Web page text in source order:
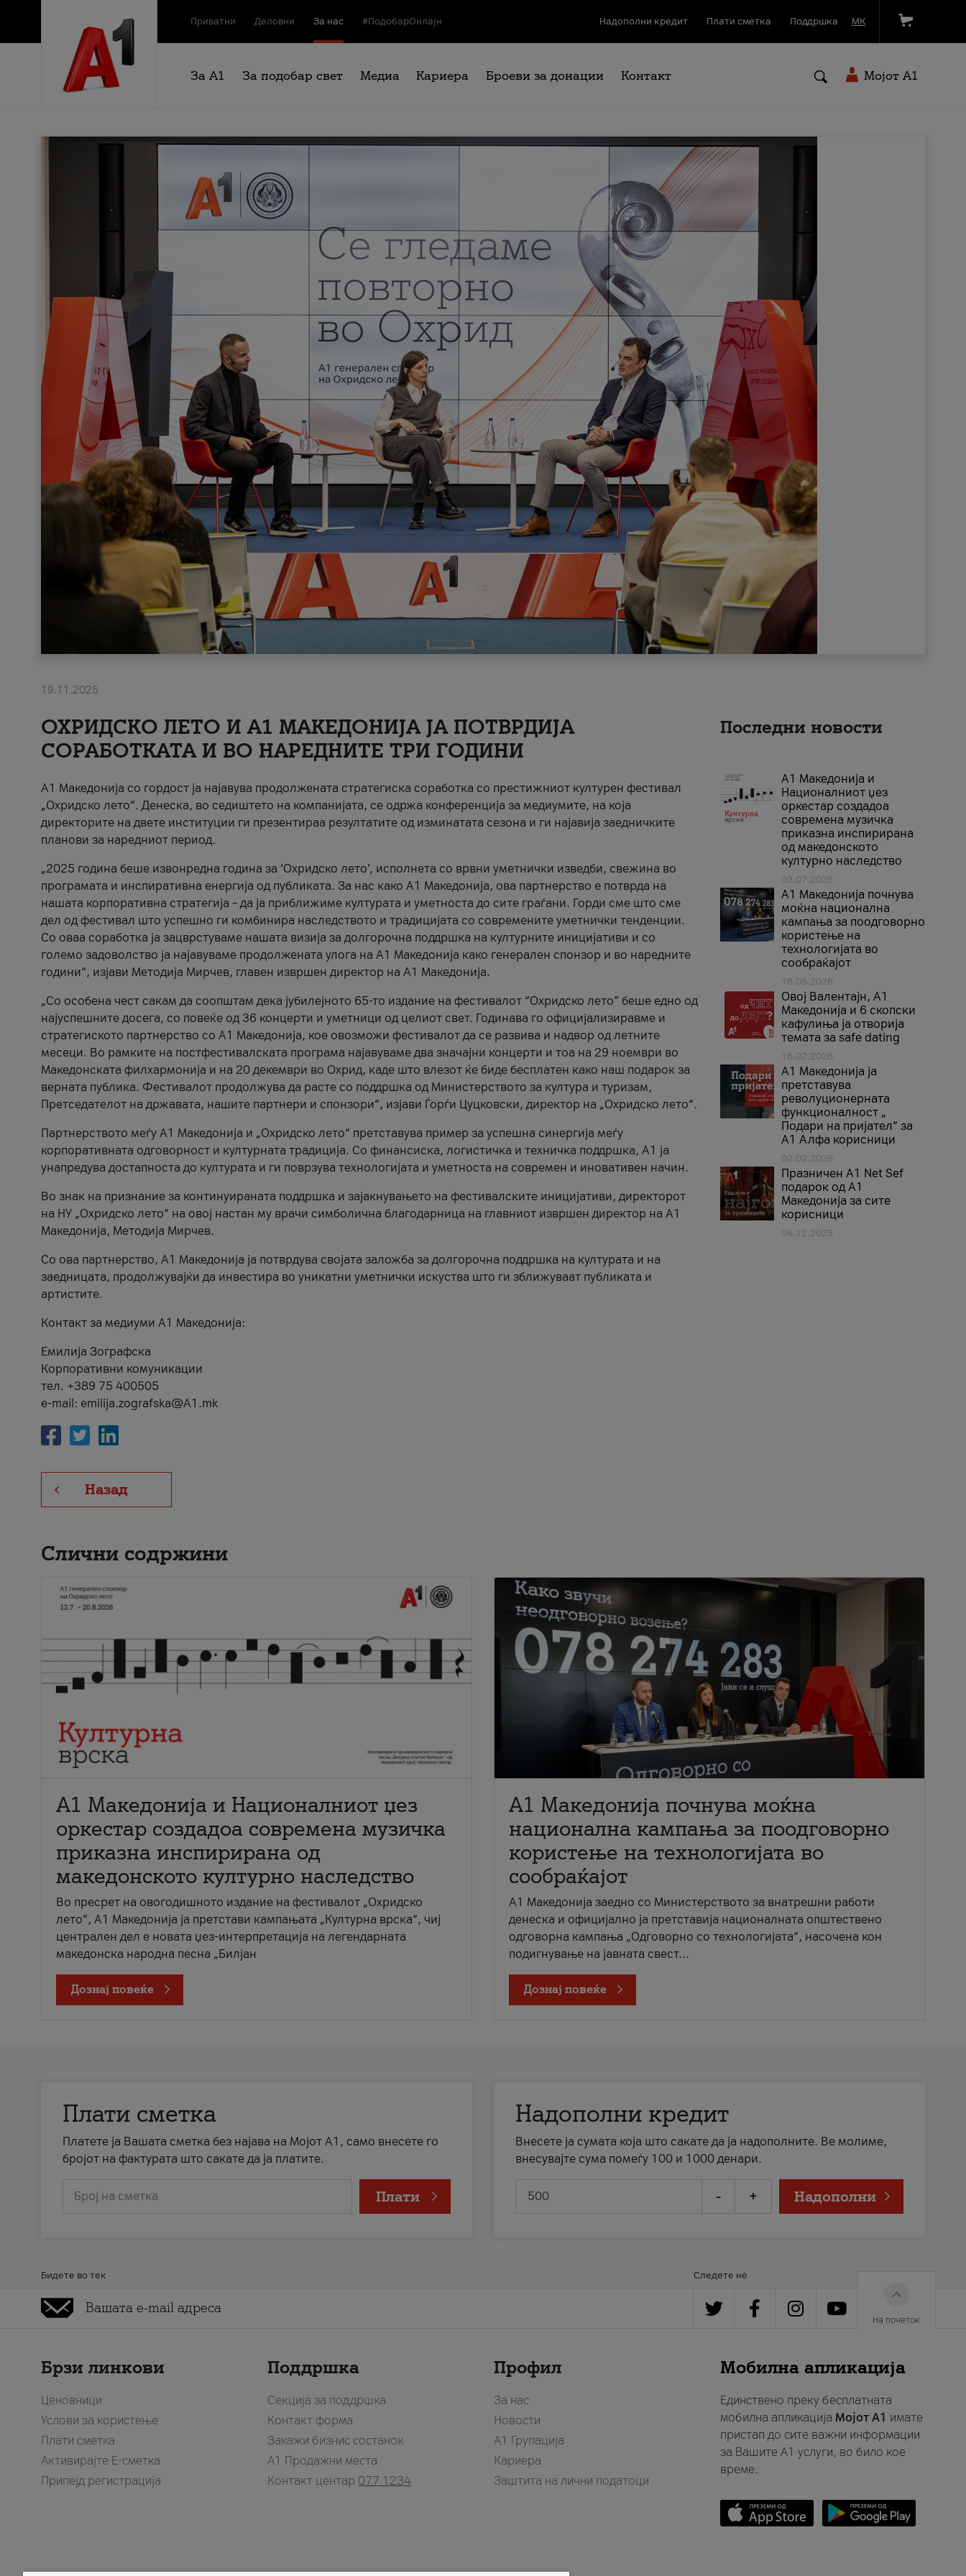
Приватни Деловни За нас #ПодобарОнлајн Надополни кредит Плати сметка Поддршка МК
За А1 За подобар свет Медиа Кариера Броеви за донации Контакт Мојот A1
19.11.2025
ОХРИДСКО ЛЕТО И A1 МАКЕДОНИЈА ЈА ПОТВРДИЈА
СОРАБОТКАТА И ВО НАРЕДНИТЕ ТРИ ГОДИНИ
A1 Македонија со гордост ја најавува продолжената стратегиска соработка со престижниот културен фестивал
„Охридско лето“. Денеска, во седиштето на компанијата, се одржа конференција за медиумите, на која
директорите на двете институции ги презентираа резултатите од изминатата сезона и ги најавија заедничките
планови за наредниот период.
„2025 година беше извонредна година за ‘Охридско лето’, исполнета со врвни уметнички изведби, свежина во
програмата и инспиративна енергија од публиката. За нас како A1 Македонија, ова партнерство е потврда на
нашата корпоративна стратегија – да ја приближиме културата и уметноста до сите граѓани. Горди сме што сме
дел од фестивал што успешно ги комбинира наследството и традицијата со современите уметнички тенденции.
Со оваа соработка ја зацврстуваме нашата визија за долгорочна поддршка на културните иницијативи и со
големо задоволство ја најавуваме продолжената улога на A1 Македонија како генерален спонзор и во наредните
години“, изјави Методија Мирчев, главен извршен директор на A1 Македонија.
„Со особена чест сакам да соопштам дека јубилејното 65-то издание на фестивалот “Охридско лето” беше едно од
најуспешните досега, со повеќе од 36 концерти и уметници од целиот свет. Годинава го официјализиравме и
стратегиското партнерство со А1 Македонија, кое овозможи фестивалот да се развива и надвор од летните
месеци. Во рамките на постфестивалската програма најавуваме два значајни концерти и тоа на 29 ноември во
Македонската филхармонија и на 20 декември во Охрид, каде што влезот ќе биде бесплатен како наш подарок за
верната публика. Фестивалот продолжува да расте со поддршка од Министерството за култура и туризам,
Претседателот на државата, нашите партнери и спонзори“, изјави Ѓорѓи Цуцковски, директор на „Охридско лето“.
Партнерството меѓу A1 Македонија и „Охридско лето“ претставува пример за успешна синергија меѓу
корпоративната одговорност и културната традиција. Со финансиска, логистичка и техничка поддршка, A1 ја
унапредува достапноста до културата и ги поврзува технологијата и уметноста на современ и иновативен начин.
Во знак на признание за континуираната поддршка и зајакнувањето на фестивалските иницијативи, директорот
на НУ „Охридско лето“ на овој настан му врачи симболична благодарница на главниот извршен директор на A1
Македонија, Методија Мирчев.
Со ова партнерство, A1 Македонија ја потврдува својата заложба за долгорочна поддршка на културата и на
заедницата, продолжувајќи да инвестира во уникатни уметнички искуства што ги зближуваат публиката и
артистите.
Контакт за медиуми А1 Македонија:
Емилија Зографска
Корпоративни комуникации
тел. +389 75 400505
e-mail: emilija.zografska@A1.mk
Назад
Последни новости
А1 Македонија и
Националниот џез
оркестар создадоа
современа музичка
приказна инспирирана
од македонското
културно наследство
03.07.2026
A1 Македонија почнува
моќна национална
кампања за поодговорно
користење на
технологијата во
сообраќајот
18.05.2026
Овој Валентајн, A1
Македонија и 6 скопски
кафулиња ја отворија
темата за safe dating
16.02.2026
А1 Македонија ја
претставува
револуционерната
функционалност „
Подари на пријател“ за
А1 Алфа корисници
02.02.2026
Празничен A1 Net Sеf
подарок од А1
Македонија за сите
корисници
04.12.2025
Слични содржини
А1 Македонија и Националниот џез
оркестар создадоа современа музичка
приказна инспирирана од
македонското културно наследство
Во пресрет на овогодишното издание на фестивалот „Охридско
лето“, А1 Македонија ја претстави кампањата „Културна врска“, чиј
централен дел е новата џез-интерпретација на легендарната
македонска народна песна „Билјан
Дознај повеќе
A1 Македонија почнува моќна
национална кампања за поодговорно
користење на технологијата во
сообраќајот
A1 Македонија заедно со Министерството за внатрешни работи
денеска и официјално ја претставија националната општествено
одговорна кампања „Одговорно со технологијата“, насочена кон
подигнување на јавната свест...
Дознај повеќе
Плати сметка
Платете ја Вашата сметка без најава на Мојот А1, само внесете го
бројот на фактурата што сакате да ја платите.
Број на сметка Плати
Надополни кредит
Внесете ја сумата која што сакате да ја надополните. Ве молиме,
внесувајте сума помеѓу 100 и 1000 денари.
- + Надополни
Бидете во тек Следете нè
На почеток
Брзи линкови
Ценовници
Услови за користење
Плати сметка
Активирајте Е-сметка
Припејд регистрација
Поддршка
Секција за поддршка
Контакт форма
Закажи бизнис состанок
A1 Продажни места
Контакт центар 077 1234
Профил
За нас
Новости
А1 Групација
Кариера
Заштита на лични податоци
Мобилна апликација
Единствено преку бесплатната
мобилна апликација Мојот A1 имате
пристап до сите важни информации
за Вашите A1 услуги, во било кое
време.